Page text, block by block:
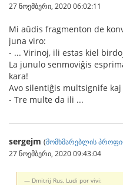
27 ნოემბერი, 2020 06:02:11
Mi aŭdis fragmenton de
juna viro:
- ... Virinoj, ili estas kiel
La junulo senmoviĝis
kara!
Avo silentiĝis multsignife
- Tre multe da ili ...
sergejm (მომხმარებლის
27 ნოემბერი, 2020 09:43:04
Dmitrij Rus, Ludi por vivi: